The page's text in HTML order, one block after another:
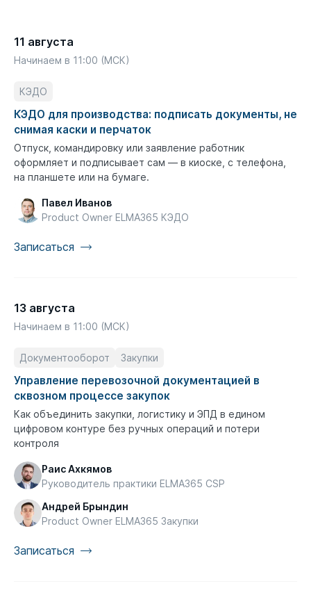
11 августа
Начинаем в 11:00 (МСК)
КЭДО
КЭДО для производства: подписать документы, не
снимая каски и перчаток
Отпуск, командировку или заявление работник
оформляет и подписывает сам — в киоске, с телефона,
на планшете или на бумаге.
Павел Иванов
Product Owner ELMA365 КЭДО
Записаться
13 августа
Начинаем в 11:00 (МСК)
Документооборот Закупки
Управление перевозочной документацией в
сквозном процессе закупок
Как объединить закупки, логистику и ЭПД в едином
цифровом контуре без ручных операций и потери
контроля
Раис Ахкямов
Руководитель практики ELMA365 CSP
Андрей Брындин
Product Owner ELMA365 Закупки
Записаться